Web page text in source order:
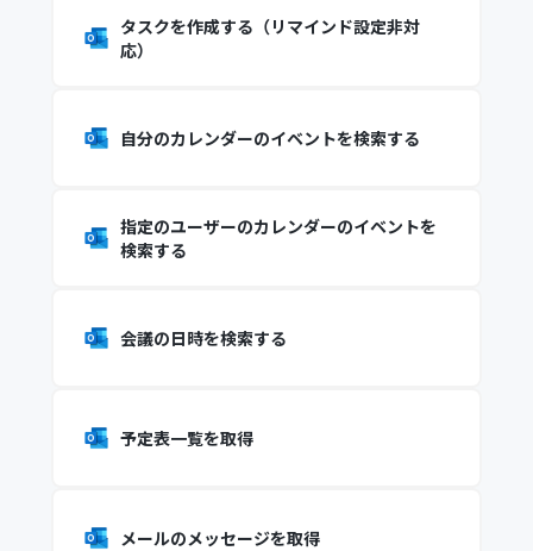
タスクを作成する（リマインド設定非対
応）
自分のカレンダーのイベントを検索する
指定のユーザーのカレンダーのイベントを
検索する
会議の日時を検索する
予定表一覧を取得
メールのメッセージを取得